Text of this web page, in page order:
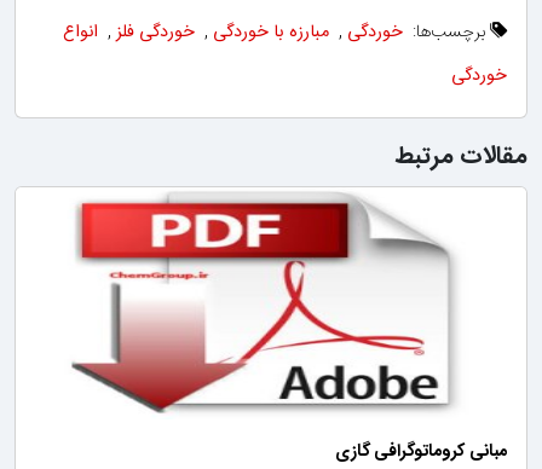
برچسب‌ها: خوردگی , مبارزه با خوردگی , خوردگی فلز , انواع
خوردگی
مقالات مرتبط
مبانی کروماتوگرافی گازی